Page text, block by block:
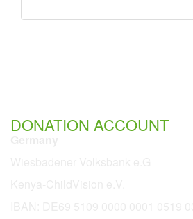
DONATION ACCOUNT